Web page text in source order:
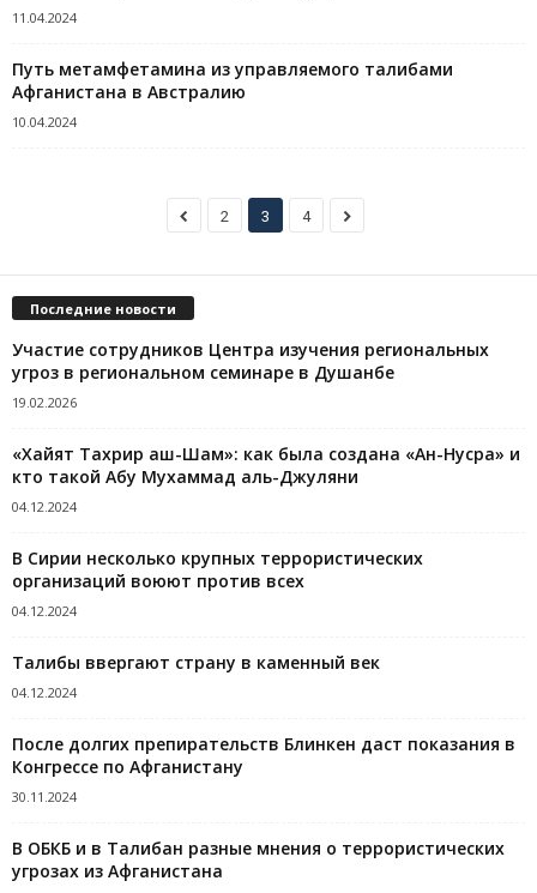
11.04.2024
Путь метамфетамина из управляемого талибами
Афганистана в Австралию
10.04.2024
2 3 4
Последние новости
Участие сотрудников Центра изучения региональных
угроз в региональном семинаре в Душанбе
19.02.2026
«Хайят Тахрир аш-Шам»: как была создана «Ан-Нусра» и
кто такой Абу Мухаммад аль-Джуляни
04.12.2024
В Сирии несколько крупных террористических
организаций воюют против всех
04.12.2024
Талибы ввергают страну в каменный век
04.12.2024
После долгих препирательств Блинкен даст показания в
Конгрессе по Афганистану
30.11.2024
В ОБКБ и в Талибан разные мнения о террористических
угрозах из Афганистана